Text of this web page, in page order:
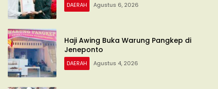
DAERAH Agustus 6, 2026
Haji Awing Buka Warung Pangkep di
Jeneponto
DAERAH Agustus 4, 2026